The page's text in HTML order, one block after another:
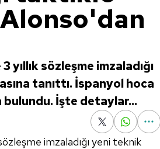
sözleşme imzaladığı
tanıttı. İspanyol hoca
bulundu. İşte detaylar...
imzaladığı yeni teknik